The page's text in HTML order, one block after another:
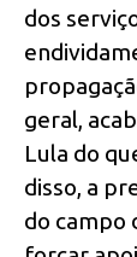
dos
geral,
Lula do
disso, a
do campo